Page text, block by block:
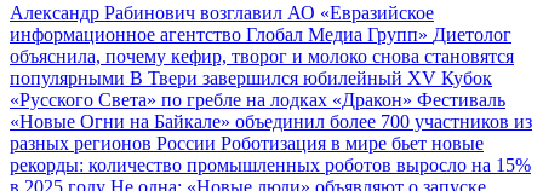
Александр Рабинович возглавил АО «Евразийское
информационное агентство Глобал Медиа Групп» Диетолог
объяснила, почему кефир, творог и молоко снова становятся
популярными В Твери завершился юбилейный XV Кубок
«Русского Света» по гребле на лодках «Дракон» Фестиваль
«Новые Огни на Байкале» объединил более 700 участников из
разных регионов России Роботизация в мире бьет новые
рекорды: количество промышленных роботов выросло на 15%
в 2025 году Не одна: «Новые люди» объявляют о запуске